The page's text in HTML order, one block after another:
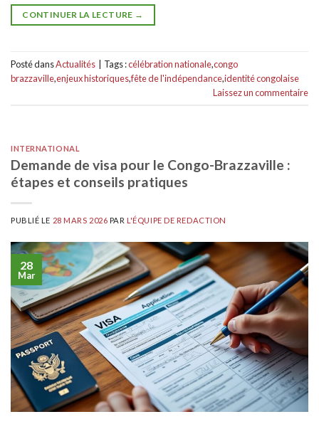
CONTINUER LA LECTURE →
Posté dansActualités Tags :célébration nationale,congo
brazzaville,enjeux historiques,fête de l'indépendance,identité congolaise
Laissez un commentaire
INTERNATIONAL
Demande de visa pour le Congo-Brazzaville :
étapes et conseils pratiques
PUBLIÉ LE 28 MARS 2026 PARL'ÉQUIPE DE REDACTION
28
Mar